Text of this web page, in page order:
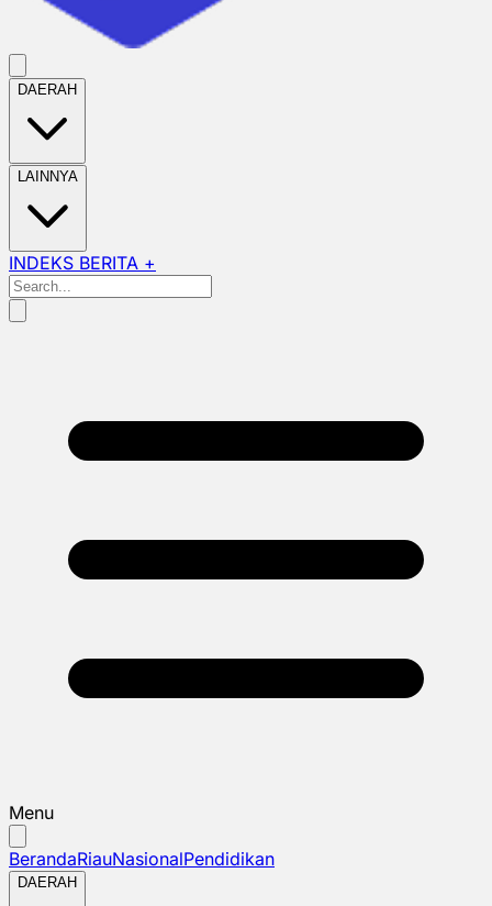
DAERAH
LAINNYA
INDEKS BERITA +
Menu
BerandaRiauNasionalPendidikan
DAERAH